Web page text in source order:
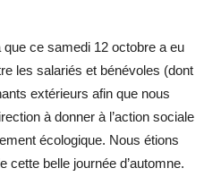
ce samedi 12 octobre a eu
les salariés et bénévoles (dont
extérieurs afin que nous
à donner à l’action sociale
écologique. Nous étions
cette belle journée d’automne.